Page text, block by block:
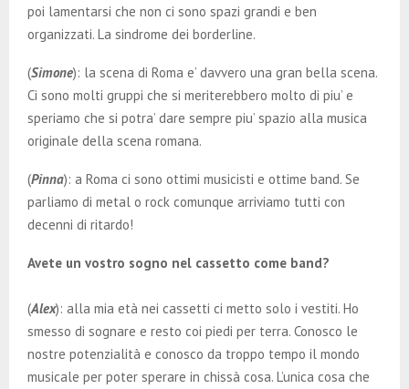
poi lamentarsi che non ci sono spazi grandi e ben
organizzati. La sindrome dei borderline.
(Simone): la scena di Roma e’ davvero una gran bella scena.
Ci sono molti gruppi che si meriterebbero molto di piu’ e
speriamo che si potra’ dare sempre piu’ spazio alla musica
originale della scena romana.
(Pinna): a Roma ci sono ottimi musicisti e ottime band. Se
parliamo di metal o rock comunque arriviamo tutti con
decenni di ritardo!
Avete un vostro sogno nel cassetto come band?
(Alex): alla mia età nei cassetti ci metto solo i vestiti. Ho
smesso di sognare e resto coi piedi per terra. Conosco le
nostre potenzialità e conosco da troppo tempo il mondo
musicale per poter sperare in chissà cosa. L’unica cosa che